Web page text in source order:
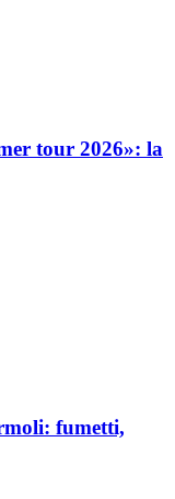
tour 2026»: la
fumetti,